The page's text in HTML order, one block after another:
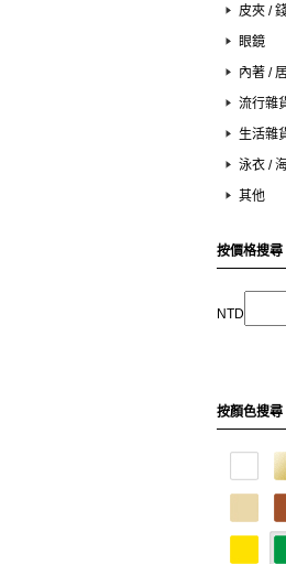
皮夾 /
眼鏡
內著 /
流行雜
生活雜
泳衣 /
其他
按價格搜尋
NTD
按顏色搜尋